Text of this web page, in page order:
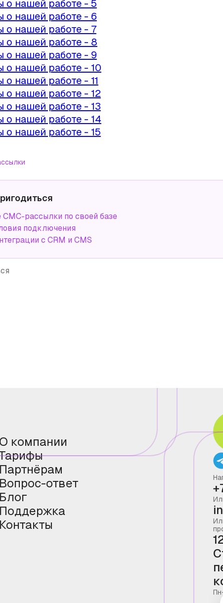
о нашей работе - 5
о нашей работе - 6
о нашей работе - 7
о нашей работе - 8
о нашей работе - 9
о нашей работе - 10
о нашей работе - 11
о нашей работе - 12
о нашей работе - 13
о нашей работе - 14
о нашей работе - 15
рассылки по своей базе
подключения
с CRM и CMS
О компании
Партнёрам
Вопрос-ответ
Блог
Поддержка
Контакты